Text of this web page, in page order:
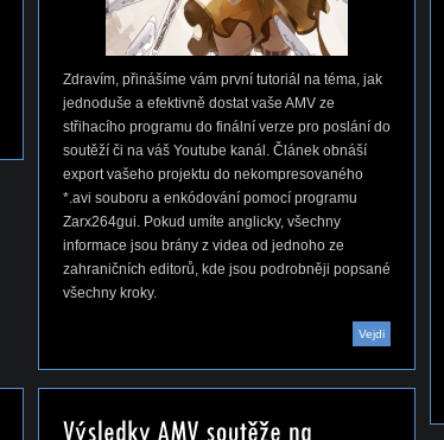
Zdravím, přinášíme vám první tutoriál na téma, jak
jednoduše a efektivně dostat vaše AMV ze
střihacího programu do finální verze pro poslání do
soutěží či na váš Youtube kanál. Článek obnáší
export vašeho projektu do nekompresovaného
*.avi souboru a enkódování pomocí programu
Zarx264gui. Pokud umíte anglicky, všechny
informace jsou brány z videa od jednoho ze
zahraničních editorů, kde jsou podrobněji popsané
všechny kroky.
Vejdi